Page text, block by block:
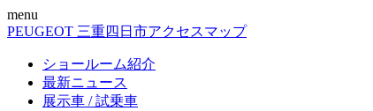
menu
PEUGEOT 三重四日市アクセスマップ
ショールーム紹介
最新ニュース
展示車 / 試乗車